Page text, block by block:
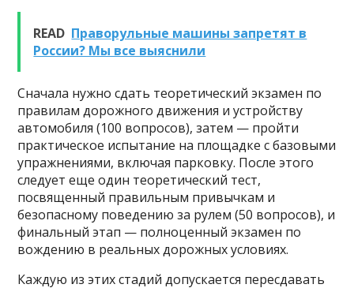
READ Праворульные машины запретят в
России? Мы все выяснили
Сначала нужно сдать теоретический экзамен по
правилам дорожного движения и устройству
автомобиля (100 вопросов), затем — пройти
практическое испытание на площадке с базовыми
упражнениями, включая парковку. После этого
следует еще один теоретический тест,
посвященный правильным привычкам и
безопасному поведению за рулем (50 вопросов), и
финальный этап — полноценный экзамен по
вождению в реальных дорожных условиях.
Каждую из этих стадий допускается пересдавать